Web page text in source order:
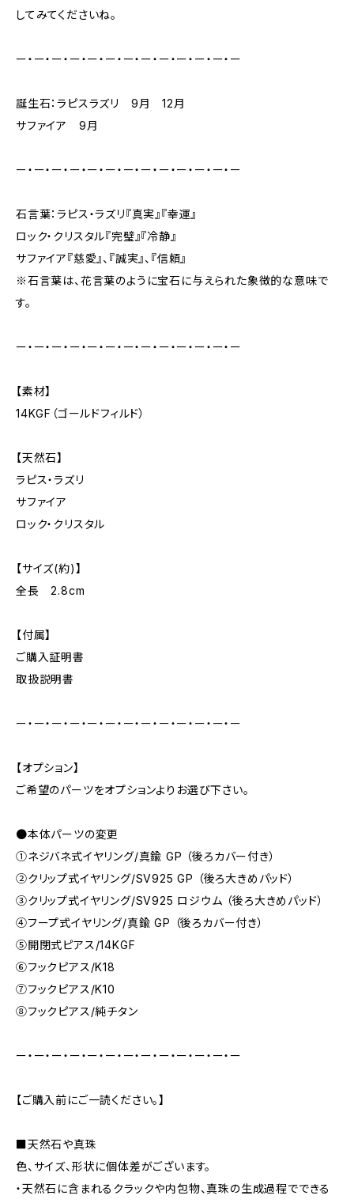
してみてくださいね。
ー・ー・ー・ー・ー・ー・ー・ー・ー・ー・ー・ー・ー
誕生石：ラピスラズリ 9月 12月
サファイア 9月
ー・ー・ー・ー・ー・ー・ー・ー・ー・ー・ー・ー・ー
石言葉：ラピス・ラズリ『真実』『幸運』
ロック・クリスタル『完璧』『冷静』
サファイア『慈愛』、『誠実』、『信頼』
※石言葉は、花言葉のように宝石に与えられた象徴的な意味で
す。
ー・ー・ー・ー・ー・ー・ー・ー・ー・ー・ー・ー・ー
【素材】
14KGF（ゴールドフィルド）
【天然石】
ラピス・ラズリ
サファイア
ロック・クリスタル
【サイズ(約)】
全長 2.8cm
【付属】
ご購入証明書
取扱説明書
ー・ー・ー・ー・ー・ー・ー・ー・ー・ー・ー・ー・ー
【オプション】
ご希望のパーツをオプションよりお選び下さい。
●本体パーツの変更
①ネジバネ式イヤリング/真鍮 GP （後ろカバー付き）
②クリップ式イヤリング/SV925 GP （後ろ大きめパッド）
③クリップ式イヤリング/SV925 ロジウム （後ろ大きめパッド）
④フープ式イヤリング/真鍮 GP （後ろカバー付き）
⑤開閉式ピアス/14KGF
⑥フックピアス/K18
⑦フックピアス/K10
⑧フックピアス/純チタン
ー・ー・ー・ー・ー・ー・ー・ー・ー・ー・ー・ー・ー
【ご購入前にご一読ください。】
■天然石や真珠
色、サイズ、形状に個体差がございます。
・天然石に含まれるクラックや内包物、真珠の生成過程でできる